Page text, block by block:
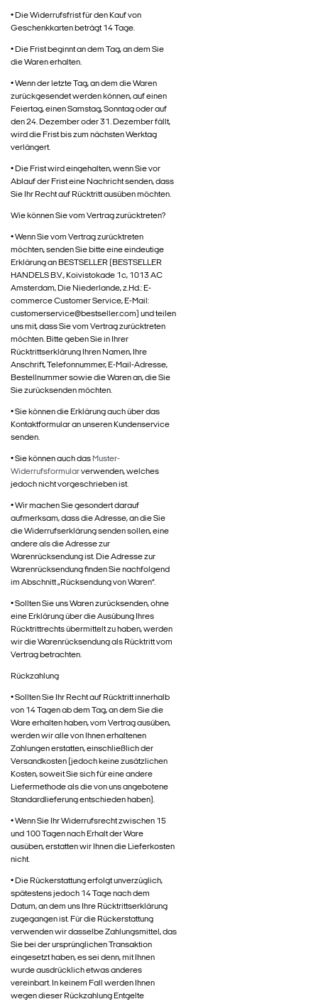
• Die Widerrufsfrist für den Kauf von
Geschenkkarten beträgt 14 Tage.
• Die Frist beginnt an dem Tag, an dem Sie
die Waren erhalten.
• Wenn der letzte Tag, an dem die Waren
zurückgesendet werden können, auf einen
Feiertag, einen Samstag, Sonntag oder auf
den 24. Dezember oder 31. Dezember fällt,
wird die Frist bis zum nächsten Werktag
verlängert.
• Die Frist wird eingehalten, wenn Sie vor
Ablauf der Frist eine Nachricht senden, dass
Sie Ihr Recht auf Rücktritt ausüben möchten.
Wie können Sie vom Vertrag zurücktreten?
• Wenn Sie vom Vertrag zurücktreten
möchten, senden Sie bitte eine eindeutige
Erklärung an BESTSELLER (BESTSELLER
HANDELS B.V., Koivistokade 1c, 1013 AC
Amsterdam, Die Niederlande, z.Hd.: E-
commerce Customer Service, E-Mail:
customerservice@bestseller.com) und teilen
uns mit, dass Sie vom Vertrag zurücktreten
möchten. Bitte geben Sie in Ihrer
Rücktrittserklärung Ihren Namen, Ihre
Anschrift, Telefonnummer, E-Mail-Adresse,
Bestellnummer sowie die Waren an, die Sie
Sie zurücksenden möchten.
• Sie können die Erklärung auch über das
Kontaktformular an unseren Kundenservice
senden.
• Sie können auch das Muster-
Widerrufsformularverwenden, welches
jedoch nicht vorgeschrieben ist.
• Wir machen Sie gesondert darauf
aufmerksam, dass die Adresse, an die Sie
die Widerrufserklärung senden sollen, eine
andere als die Adresse zur
Warenrücksendung ist. Die Adresse zur
Warenrücksendung finden Sie nachfolgend
im Abschnitt „Rücksendung von Waren“.
• Sollten Sie uns Waren zurücksenden, ohne
eine Erklärung über die Ausübung Ihres
Rücktrittrechts übermittelt zu haben, werden
wir die Warenrücksendung als Rücktritt vom
Vertrag betrachten.
Rückzahlung
• Sollten Sie Ihr Recht auf Rücktritt innerhalb
von 14 Tagen ab dem Tag, an dem Sie die
Ware erhalten haben, vom Vertrag ausüben,
werden wir alle von Ihnen erhaltenen
Zahlungen erstatten, einschließlich der
Versandkosten (jedoch keine zusätzlichen
Kosten, soweit Sie sich für eine andere
Liefermethode als die von uns angebotene
Standardlieferung entschieden haben).
• Wenn Sie Ihr Widerrufsrecht zwischen 15
und 100 Tagen nach Erhalt der Ware
ausüben, erstatten wir Ihnen die Lieferkosten
nicht.
• Die Rückerstattung erfolgt unverzüglich,
spätestens jedoch 14 Tage nach dem
Datum, an dem uns Ihre Rücktrittserklärung
zugegangen ist. Für die Rückerstattung
verwenden wir dasselbe Zahlungsmittel, das
Sie bei der ursprünglichen Transaktion
eingesetzt haben, es sei denn, mit Ihnen
wurde ausdrücklich etwas anderes
vereinbart. In keinem Fall werden Ihnen
wegen dieser Rückzahlung Entgelte